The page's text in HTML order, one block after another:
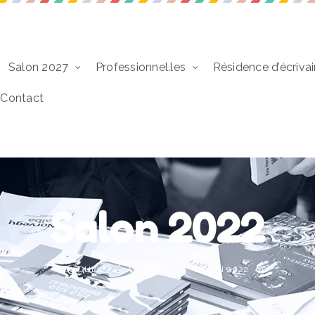
Salon 2027 Professionnel.les Résidence
Contact
Salon 2022
ACCUEIL ARCHIVES SALON 2022